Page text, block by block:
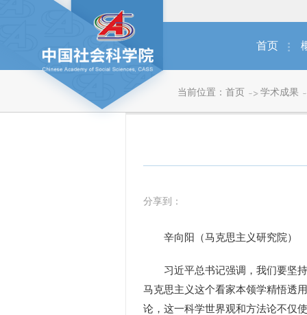
首页
当前位置： 首页 学术成果
分享到：
辛向阳（马克思主义研究院）
习近平总书记强调，我们要坚持
马克思主义这个看家本领学精悟透
论，这一科学世界观和方法论不仅